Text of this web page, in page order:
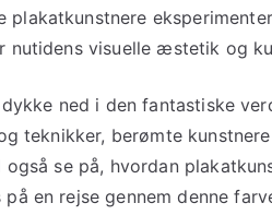
plakatkunstnere
nutidens visuelle æstetik og
ned i den fantastiske
teknikker, berømte
se på, hvordan
en rejse gennem denne